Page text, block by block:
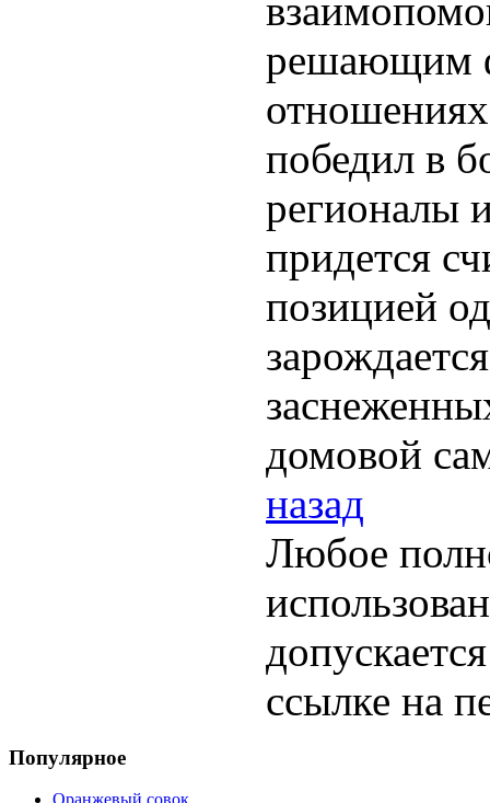
решающим
победил в
регионалы
придется
позицией
домовой
назад
Любое
ссылке на
Популярное